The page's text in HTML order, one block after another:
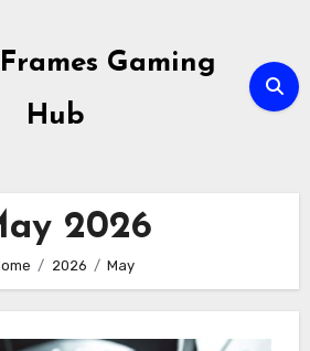
Gaming
Hub
2026
2026 May